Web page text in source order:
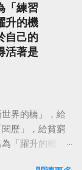
「練習
升的機
自己的
活著是
界的橋」，給
歷」，給貧窮
「躍升的機